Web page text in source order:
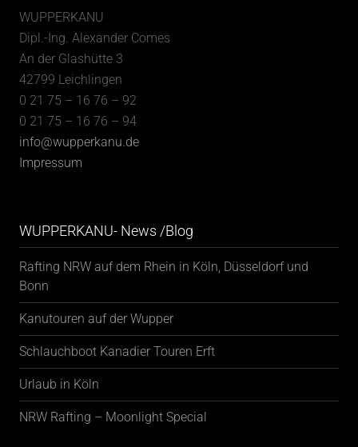
WUPPERKANU
Dipl.-Ing. Alexander Comes
An der Glashütte 3
42799 Leichlingen
0 21 75 – 16 76 – 92
0 21 75 – 16 76 – 94
info@wupperkanu.de
Impressum
WUPPERKANU- News /Blog
Rafting NRW auf dem Rhein in Köln, Düsseldorf und
Bonn
Kanutouren auf der Wupper
Schlauchboot Kanadier Touren Erft
Urlaub in Köln
NRW Rafting – Moonlight Special